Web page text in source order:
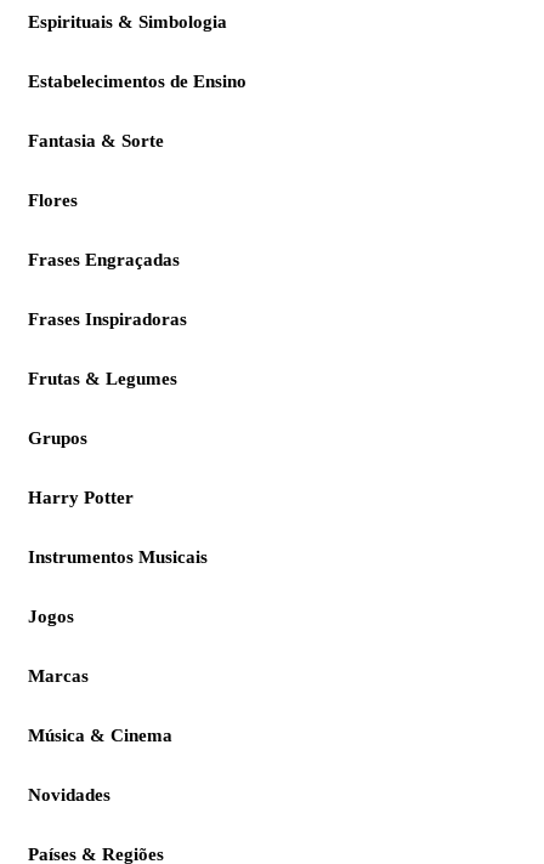
Espirituais & Simbologia
Estabelecimentos de Ensino
Fantasia & Sorte
Flores
Frases Engraçadas
Frases Inspiradoras
Frutas & Legumes
Grupos
Harry Potter
Instrumentos Musicais
Jogos
Marcas
Música & Cinema
Novidades
Países & Regiões